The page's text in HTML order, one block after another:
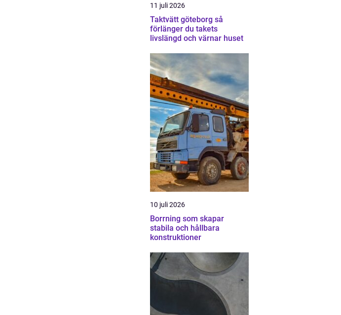
11 juli 2026
Taktvätt göteborg så
förlänger du takets
livslängd och värnar huset
10 juli 2026
Borrning som skapar
stabila och hållbara
konstruktioner